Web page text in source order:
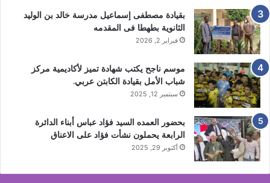
بقيادة مصطفى إسماعيل مدرسة خالد بن الوليد
الثانوية بطهطا فى المقدمه
فبراير 2, 2026
موسم ناجح يكتب شهادة تميز لأكاديمية مركز
شباب الأمل بقيادة الكابتن عربي.
سبتمبر 12, 2025
بحضور العمده السيد فؤاد عباس أبناء الدائرة
الرابعة يحملون نشأت فؤاد على الاعناق
أكتوبر 29, 2025